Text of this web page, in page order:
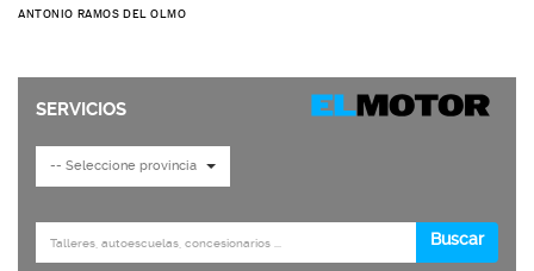
ANTONIO RAMOS DEL OLMO